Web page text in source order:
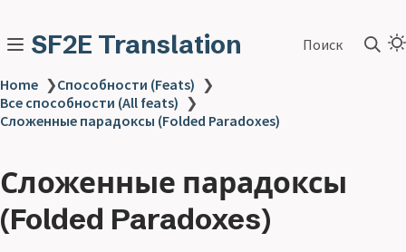
SF2E Translation Поиск
Home ❯Способности (Feats) ❯
Все способности (All feats) ❯
Сложенные парадоксы (Folded Paradoxes)
Сложенные парадоксы
(Folded Paradoxes)